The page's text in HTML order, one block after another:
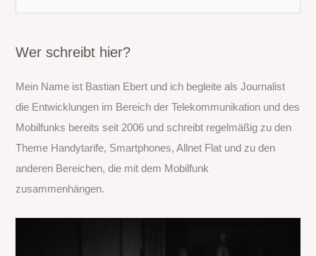
h
n
n
a
c
h
:
Wer schreibt hier?
Mein Name ist Bastian Ebert und ich begleite als Journalist
die Entwicklungen im Bereich der Telekommunikation und des
Mobilfunks bereits seit 2006 und schreibt regelmäßig zu den
Theme Handytarife, Smartphones, Allnet Flat und zu den
anderen Bereichen, die mit dem Mobilfunk
zusammenhängen.